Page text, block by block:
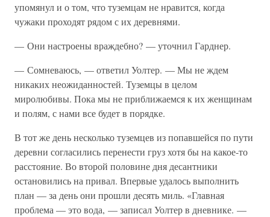
упомянул и о том, что туземцам не нравится, когда
чужаки проходят рядом с их деревнями.
— Они настроены враждебно? — уточнил Гарднер.
— Сомневаюсь, — ответил Уолтер. — Мы не ждем
никаких неожиданностей. Туземцы в целом
миролюбивы. Пока мы не приближаемся к их женщинам
и полям, с нами все будет в порядке.
В тот же день несколько туземцев из попавшейся по пути
деревни согласились перенести груз хотя бы на какое-то
расстояние. Во второй половине дня десантники
остановились на привал. Впервые удалось выполнить
план — за день они прошли десять миль. «Главная
проблема — это вода, — записал Уолтер в дневнике. —